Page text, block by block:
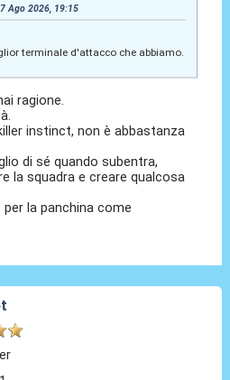
Ago 2026, 19:15
terminale d'attacco che abbiamo.
ragione.
instinct, non è abbastanza
di sé quando subentra,
la squadra e creare qualcosa
la panchina come